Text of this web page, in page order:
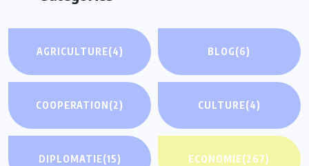
AGRICULTURE(4) BLOG(6)
COOPERATION(2) CULTURE(4)
DIPLOMATIE(15) ECONOMIE(267)